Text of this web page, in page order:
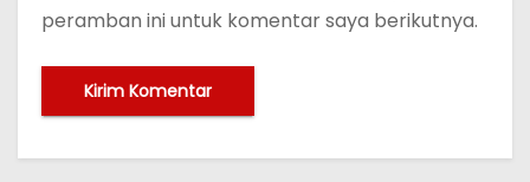
peramban ini untuk komentar saya berikutnya.